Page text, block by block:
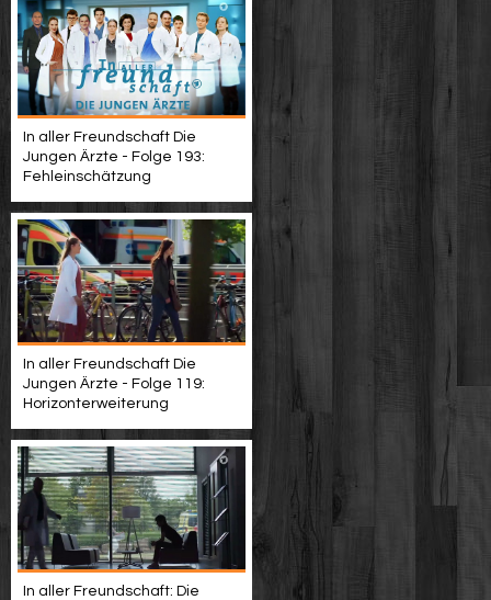
In aller Freundschaft Die
Jungen Ärzte - Folge 193:
Fehleinschätzung
In aller Freundschaft Die
Jungen Ärzte - Folge 119:
Horizonterweiterung
In aller Freundschaft: Die